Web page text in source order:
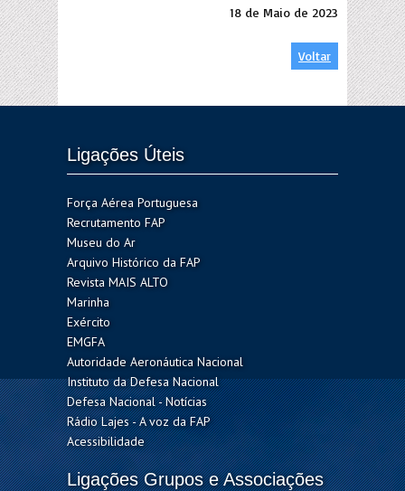
18 de Maio de 2023
Voltar
Ligações Úteis
Força Aérea Portuguesa
Recrutamento FAP
Museu do Ar
Arquivo Histórico da FAP
Revista MAIS ALTO
Marinha
Exército
EMGFA
Autoridade Aeronáutica Nacional
Instituto da Defesa Nacional
Defesa Nacional - Notícias
Rádio Lajes - A voz da FAP
Acessibilidade
Ligações Grupos e Associações